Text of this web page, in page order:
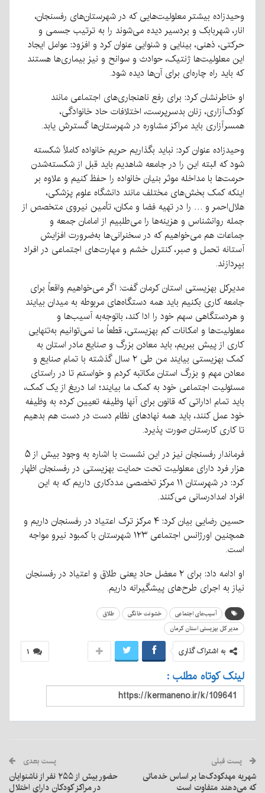
وحیدزاده بیشتر معلولیت‌هایی که در شهرستان‌های رفسنجان،
انار، شهربابک و بردسیر دیده می‌شوند را به ترتیب جسمی و
حرکتی، ذهنی، بینایی و شنوایی عنوان کرد و افزود: عوامل ایجاد
این معلولیت‌ها ژنتیک، حوادث و سوانح و نیز بیماری‌ها هستند
که باید راه چاره‌ای برای آن‌ها دیده شود.
او خاطرنشان کرد: برای رفع ناهنجاری‌های اجتماعی مانند
کودک‌آزاری، زنان بدسرپرست، اختلافات حاد خانوادگی،
همسرآزاری باید مراکز مشاوره در شهرستان‌ها گسترش یابد.
وحیدزاده عنوان کرد: نباید بگذاریم حریم خانواده کاملاً شکسته
شود که البته این را در جامعه شاهدیم باید قبل از شکسته‌شدن
حرمت‌ها با مداخله موثر بنیان خانواده را حفظ کنیم و علاوه بر
اینکه کمک بخش‌های مختلف مانند دانشگاه علوم پزشکی،
هلال‌احمر و … را در تهیه فضا و مکان، تأمین نیروی متخصص از
جمله روانشناس و هزینه‌ها را می‌طلبیم از امامان جمعه و
جماعات هم می‌خواهیم که در سخنرانی‌ها به‌ضرورت افزایش
آستانه تحمل و صبر، کنترل خشم و مهارت‌های اجتماعی در افراد
بپردازند.
مدیرکل بهزیستی استان کرمان گفت: اگر می‌خواهیم واقعاً برای
جامعه کاری بکنیم باید همه دستگاه‌های مربوطه به میدان بیایند
و هردستگاهی سهم خود را ادا کند، باتوجه‌به آسیب‌ها و
معلولیت‌ها و امکانات کم بهزیستی، قطعاً ما نمی‌توانیم به‌تنهایی
کاری از پیش ببریم، باید معادن بزرگ و صنایع مادر استان به
کمک بهزیستی بیایند من طی ۲ سال گذشته با تمام صنایع و
معادن مهم و بزرگ استان مکاتبه کردم و خواستم تا در راستای
مسئولیت اجتماعی خود به کمک ما بیایند؛ اما دریغ از یک کمک،
باید تمام اداراتی که قانون برای آنها وظیفه تعیین کرده به وظیفه
خود عمل کنند، باید همه نهادهای نظام دست در دست هم بدهیم
تا کاری کارستان صورت پذیرد.
فرماندار رفسنجان نیز در این نشست با اشاره به وجود بیش از ۵
هزار فرد دارای معلولیت تحت حمایت بهزیستی در رفسنجان اظهار
کرد: در شهرستان ۱۱ مرکز تخصصی مددکاری داریم که به این
افراد امدادرسانی می‌کنند.
حسین رضایی بیان کرد: ۴ مرکز ترک اعتیاد در رفسنجان داریم و
همچنین اورژانس اجتماعی ۱۲۳ شهرستان با کمبود نیرو مواجه
است.
او ادامه داد: برای ۲ معضل حاد یعنی طلاق و اعتیاد در رفسنجان
نیاز به اجرای طرح‌های پیشگیرانه داریم.
آسیب‌های اجتماعی خشونت خانگی
طلاق
مدیر کل بهزیستی استان کرمان
۱ به اشتراک گذاری
لینک کوتاه مطلب :
پست قبلی
شهریه مهدکودک‌ها بر اساس خدماتی
که می‌دهند متفاوت است
پست بعدی
حضور بیش از ۲۵۵ نفر از ناشنوایان
در مراکز کودکان دارای اختلال